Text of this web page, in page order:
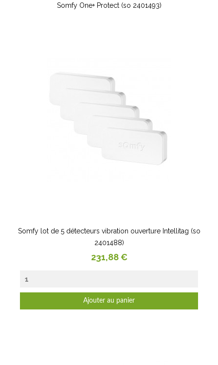
Somfy One+ Protect (so 2401493)
Somfy lot de 5 détecteurs vibration ouverture Intellitag (so
2401488)
Prix
231,88 €
Ajouter au panier